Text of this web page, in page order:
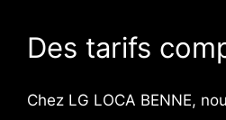
Des tarifs
Chez LG LOCA BENNE,